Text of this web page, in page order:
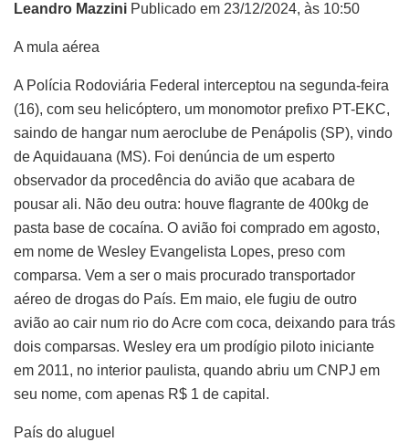
Leandro Mazzini Publicado em 23/12/2024, às 10:50
A mula aérea
A Polícia Rodoviária Federal interceptou na segunda-feira
(16), com seu helicóptero, um monomotor prefixo PT-EKC,
saindo de hangar num aeroclube de Penápolis (SP), vindo
de Aquidauana (MS). Foi denúncia de um esperto
observador da procedência do avião que acabara de
pousar ali. Não deu outra: houve flagrante de 400kg de
pasta base de cocaína. O avião foi comprado em agosto,
em nome de Wesley Evangelista Lopes, preso com
comparsa. Vem a ser o mais procurado transportador
aéreo de drogas do País. Em maio, ele fugiu de outro
avião ao cair num rio do Acre com coca, deixando para trás
dois comparsas. Wesley era um prodígio piloto iniciante
em 2011, no interior paulista, quando abriu um CNPJ em
seu nome, com apenas R$ 1 de capital.
País do aluguel